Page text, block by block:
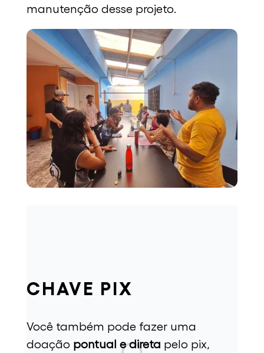
manutenção desse projeto.
CHAVE PIX
Você também pode fazer uma
doação pontual e direta pelo pix,